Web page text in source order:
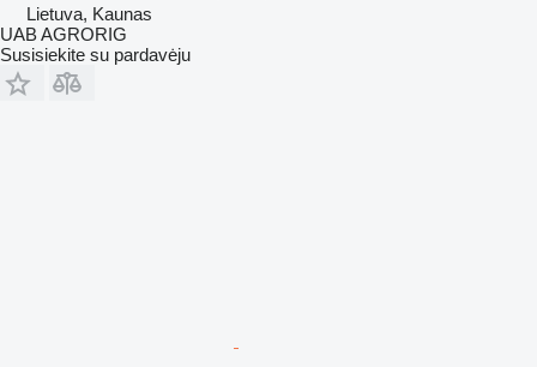
Lietuva, Kaunas
UAB AGRORIG
Susisiekite su pardavėju